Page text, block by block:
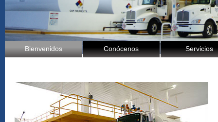
Bienvenidos Conócenos Servicios